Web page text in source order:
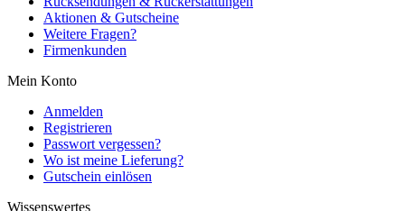
Aktionen & Gutscheine
Weitere Fragen?
Firmenkunden
Mein Konto
Anmelden
Registrieren
Passwort vergessen?
Wo ist meine Lieferung?
Gutschein einlösen
Wissenswertes